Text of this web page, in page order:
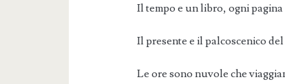
Il tempo e un libro, ogni
Il presente e il palcoscenico
Le ore sono nuvole che